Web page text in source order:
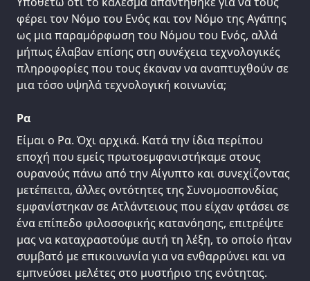
φέρει τον Νόμο του Ενός και τον Νόμο της Αγάπης
ως μια παραμόρφωση του Νόμου του Ενός, αλλά
μήπως έλαβαν επίσης στη συνέχεια τεχνολογικές
πληροφορίες που τους έκαναν να αναπτυχθούν σε
μια τόσο υψηλά τεχνολογική κοινωνία;
Ρα
Είμαι ο Ρα. Όχι αρχικά. Κατά την ίδια περίπου
εποχή που εμείς πρωτοεμφανιστήκαμε στους
ουρανούς πάνω από την Αίγυπτο και συνεχίζοντας
μετέπειτα, άλλες οντότητες της Συνομοσπονδίας
εμφανίστηκαν σε Ατλάντειους που είχαν φτάσει σε
ένα επίπεδο φιλοσοφικής κατανόησης, επιτρέψτε
μας να καταχραστούμε αυτή τη λέξη, το οποίο ήταν
συμβατό με επικοινωνία για να ενθαρρύνει και να
εμπνεύσει μελέτες στο μυστήριο της ενότητας.